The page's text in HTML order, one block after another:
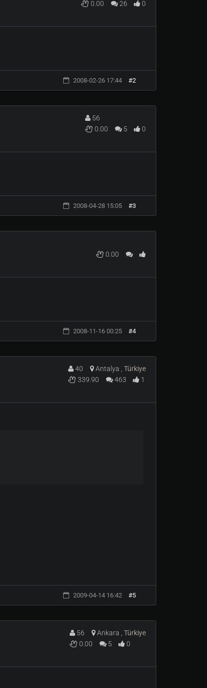
0.00
26 0
2008-02-26 17:44 #2
56
0.00
5 0
2008-04-28 15:05 #3
0.00
2008-11-16 00:25 #4
40 Antalya , Türkiye
339.90
463 1
2009-04-14 16:42 #5
56 Ankara , Türkiye
0.00
5 0